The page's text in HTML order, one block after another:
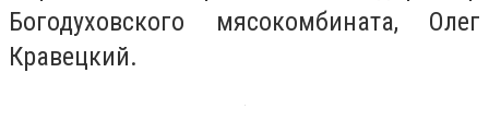
Богодуховского мясокомбината, Олег
Кравецкий.